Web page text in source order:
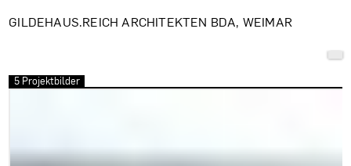
GILDEHAUS.REICH ARCHITEKTEN BDA, WEIMAR
5 Projektbilder